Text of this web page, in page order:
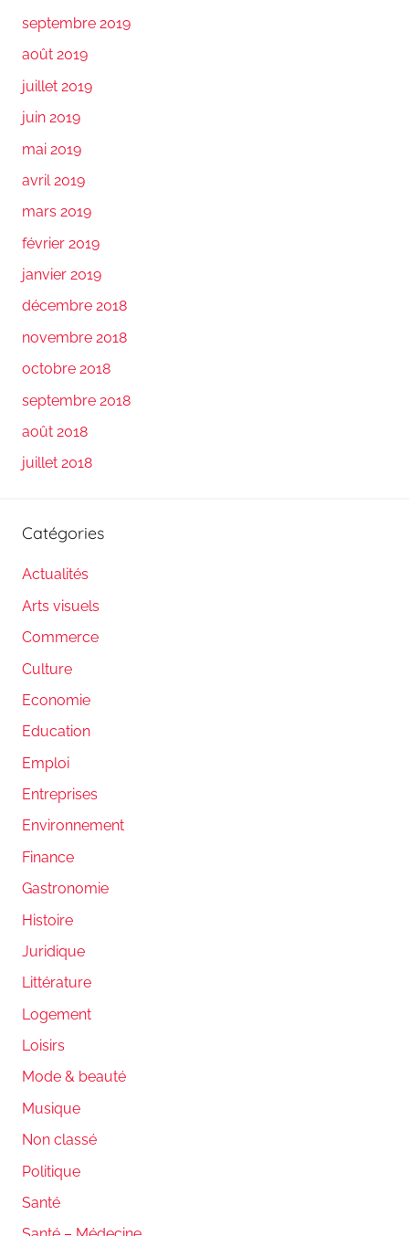
septembre 2019
août 2019
juillet 2019
juin 2019
mai 2019
avril 2019
mars 2019
février 2019
janvier 2019
décembre 2018
novembre 2018
octobre 2018
septembre 2018
août 2018
juillet 2018
Catégories
Actualités
Arts visuels
Commerce
Culture
Economie
Education
Emploi
Entreprises
Environnement
Finance
Gastronomie
Histoire
Juridique
Littérature
Logement
Loisirs
Mode & beauté
Musique
Non classé
Politique
Santé